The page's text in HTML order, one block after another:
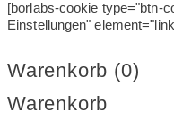
[borlabs-cookie type="btn-
Einstellungen"
Warenkorb (0)
Warenkorb